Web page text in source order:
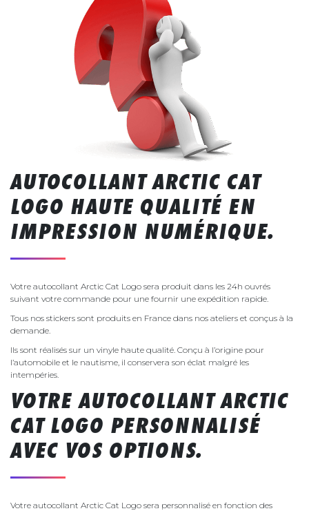
AUTOCOLLANT ARCTIC CAT
LOGO HAUTE QUALITÉ EN
IMPRESSION NUMÉRIQUE.
Votre autocollant Arctic Cat Logo sera produit dans les 24h ouvrés
suivant votre commande pour une fournir une expédition rapide.
Tous nos stickers sont produits en France dans nos ateliers et conçus à la
demande.
Ils sont réalisés sur un vinyle haute qualité. Conçu à l’origine pour
l’automobile et le nautisme, il conservera son éclat malgré les
intempéries.
VOTRE AUTOCOLLANT ARCTIC
CAT LOGO PERSONNALISÉ
AVEC VOS OPTIONS.
Votre autocollant Arctic Cat Logo sera personnalisé en fonction des